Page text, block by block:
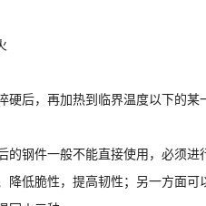
硬后，再加热到临界温度以下的某
的钢件一般不能直接使用，必须
降低脆性，提高韧性；另一方面